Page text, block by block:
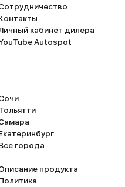
кабинет дилера
Autospot
города
продукта